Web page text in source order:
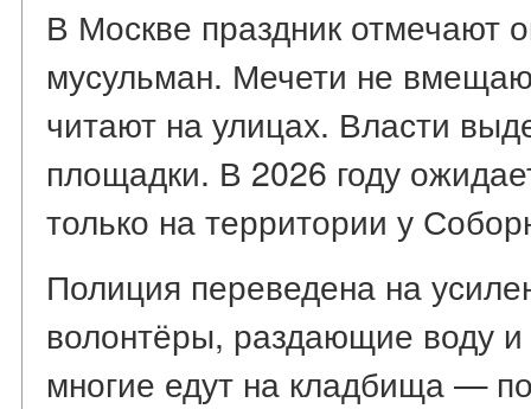
В Москве праздник отмечают
мусульман. Мечети не
читают на улицах. Власти
площадки. В 2026 году
только на территории у
Полиция переведена на
волонтёры, раздающие воду
многие едут на кладбища —